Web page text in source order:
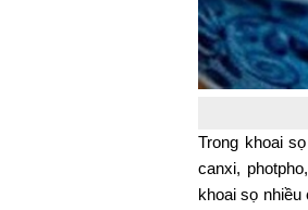
Trong khoai
canxi,
khoai sọ